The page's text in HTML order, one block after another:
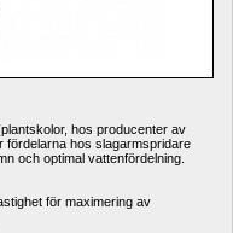
hos producenter av
fördelarna hos slagarmspridare
och optimal vattenfördelning.
för maximering av